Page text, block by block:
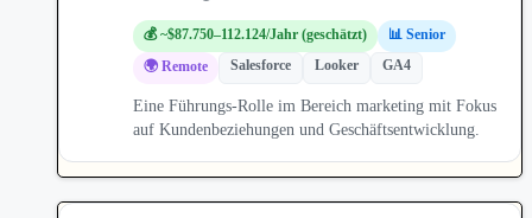
💰 ~$87.750–112.124/Jahr (geschätzt)
📊 Senior
🌍 Remote
Salesforce Looker GA4
Eine Führungs-Rolle im Bereich marketing mit Fokus
auf Kundenbeziehungen und Geschäftsentwicklung.